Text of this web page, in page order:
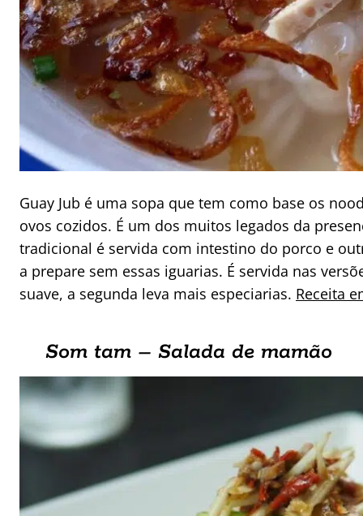
Guay Jub é uma sopa que tem como base os
ovos cozidos. É um dos muitos legados da
tradicional é servida com intestino do porco e
a prepare sem essas iguarias. É servida nas
suave, a segunda leva mais especiarias. Receita
Som tam – Salada de mamão